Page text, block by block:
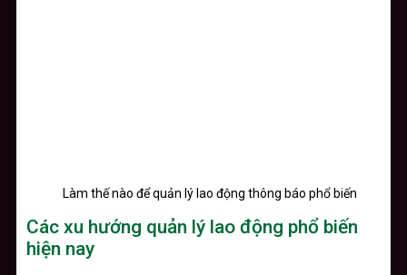
Làm thế nào để quản lý lao động thông báo phổ biến
Các xu hướng quản lý lao động phổ biến
hiện nay